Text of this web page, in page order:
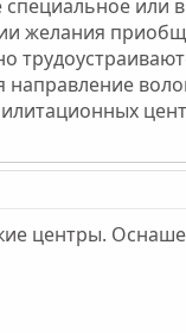
специальное
желания
направление
центры.